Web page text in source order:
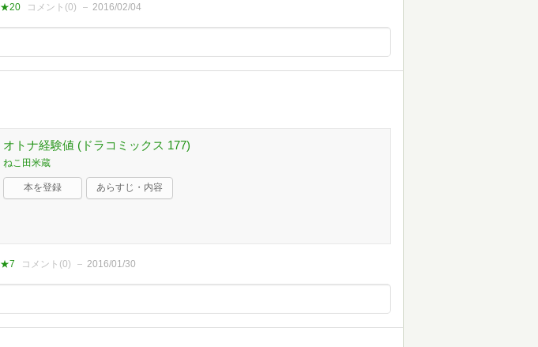
★20 コメント(0) 2016/02/04
オトナ経験値 (ドラコミックス 177)
ねこ田米蔵
本を登録 あらすじ・内容
★7 コメント(0) 2016/01/30